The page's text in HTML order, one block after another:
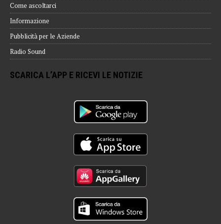
Come ascoltarci
Informazione
Pubblicità per le Aziende
Radio Sound
SCARICA L’APP E RICEVI LE NOTIZIE